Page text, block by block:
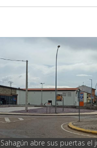
abre sus puertas el